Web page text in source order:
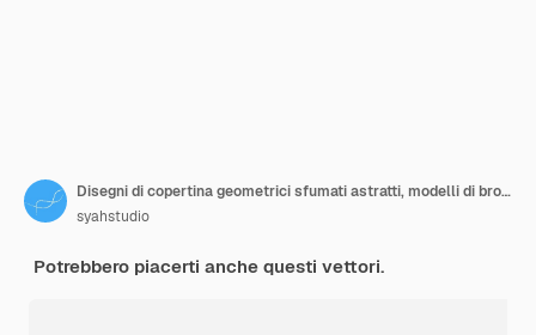
Disegni di copertina geometrici sfumati astratti, modelli di brochure alla moda, poster futuristici colorati. Illustrazione vettoriale. Campioni globali
syahstudio
Potrebbero piacerti anche questi vettori.